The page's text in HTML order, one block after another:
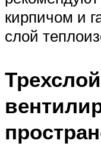
кирпичом и
слой